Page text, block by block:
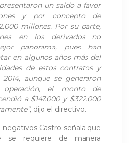
un saldo a favor
y por concepto de
millones. Por su parte,
en los derivados no
panorama, pues han
en algunos años más del
de estos contratos y
aunque se generaron
el monto de
a $147.000 y $322.000
dijo el directivo.
Castro señala que
se requiere de manera